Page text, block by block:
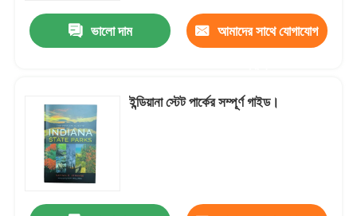
ভালো দাম আমাদের সাথে যোগাযোগ
ইন্ডিয়ানা স্টেট পার্কের সম্পূর্ণ গাইড।